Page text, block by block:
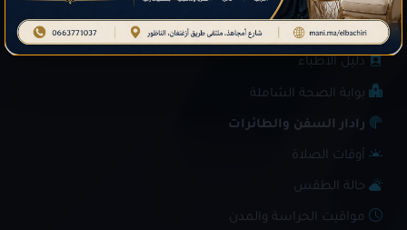
أرقام الطوارئ (SOS)
دليل الأطباء
بوابة الصحة الشاملة
رادار السفن والطائرات
أوقات الصلاة
حالة الطقس
مواقيت الحراسة والمدن